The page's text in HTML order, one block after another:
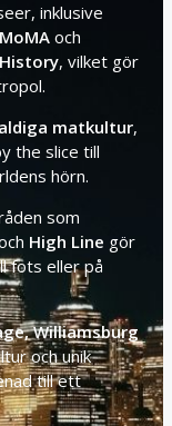
inklusive
MoMA och
, vilket gör
matkultur,
the slice till
hörn.
som
High Line gör
fots eller på
Williamsburg
och unik
till ett